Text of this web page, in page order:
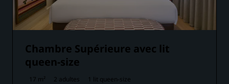
Chambre Supérieure avec lit
queen-size
17 m² 2 adultes 1 lit queen-size